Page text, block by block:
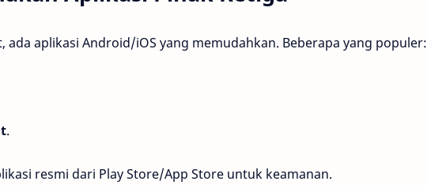
ada aplikasi Android/iOS yang memudahkan. Beberapa yang populer:
.
resmi dari Play Store/App Store untuk keamanan.